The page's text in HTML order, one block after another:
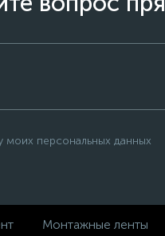
персональных данных
Монтажные ленты